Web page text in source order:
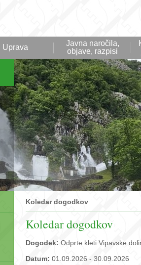
Uprava
Javna naročila,
objave, razpisi
Koledar dogodkov
Koledar dogodkov
Dogodek: Odprte kleti Vipavske
Datum: 01.09.2026 - 30.09.2026